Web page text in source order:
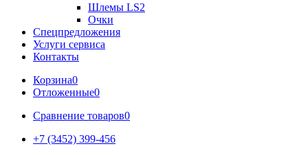
Шлемы LS2
Очки
Спецпредложения
Услуги сервиса
Контакты
Корзина0
Отложенные0
Сравнение товаров0
+7 (3452) 399-456